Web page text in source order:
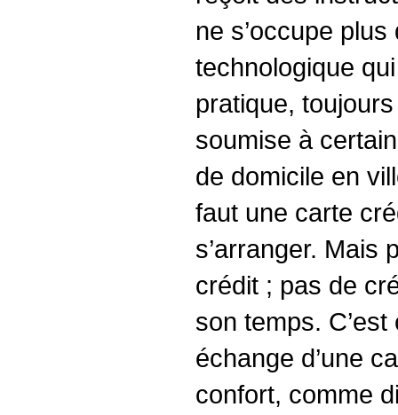
ne s’occupe
technologique
pratique,
soumise à
de domicile en
faut une carte
s’arranger. Mais
crédit ; pas de
son temps.
échange d’une
confort, comme